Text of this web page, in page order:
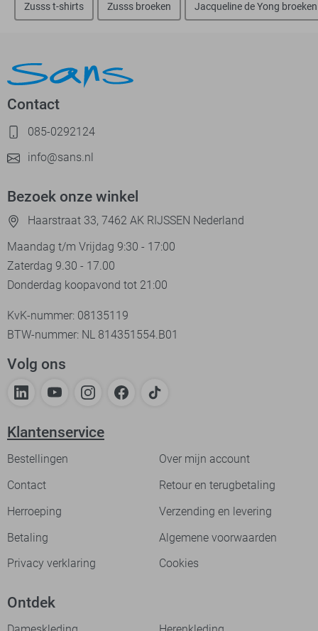
Zusss t-shirts Zusss broeken Jacqueline de Yong broeken
Contact
085-0292124
info@sans.nl
Bezoek onze winkel
Haarstraat 33, 7462 AK RIJSSEN Nederland
Maandag t/m Vrijdag 9:30 - 17:00
Zaterdag 9.30 - 17.00
Donderdag koopavond tot 21:00
KvK-nummer: 08135119
BTW-nummer: NL 814351554.B01
Volg ons
Klantenservice
Bestellingen
Over mijn account
Contact
Retour en terugbetaling
Herroeping
Verzending en levering
Betaling
Algemene voorwaarden
Privacy verklaring
Cookies
Ontdek